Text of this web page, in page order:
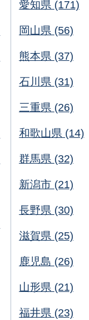
愛知県 (171)
岡山県 (56)
熊本県 (37)
石川県 (31)
三重県 (26)
和歌山県 (14)
群馬県 (32)
新潟市 (21)
長野県 (30)
滋賀県 (25)
鹿児島 (26)
山形県 (21)
福井県 (23)